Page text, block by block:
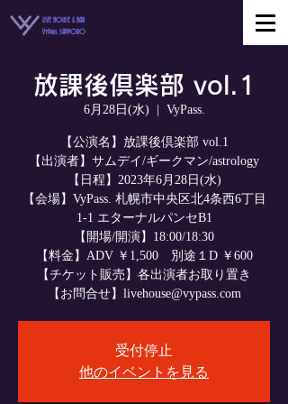
LIVE HOUSE & BAR
VyPass. SAPPORO
放課後倶楽部 vol.1
6月28日(水) VyPass.
【公演名】放課後倶楽部 vol.1
【出演者】サムデイ/ギークマン/astrology
【日程】2023年6月28日(水)
【会場】VyPass. 札幌市中央区北4条西6丁目
1-1 エターナルパンセB1
【開場/開演】18:00/18:30
【料金】ADV ￥1,500 別途１D ￥600
【チケット販売】各出演者お取り置き
【お問合せ】livehouse@vypass.com
受付停止
他のイベントを見る